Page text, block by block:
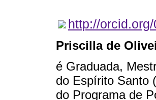
http://
Priscilla de
é Graduada,
do Espírito Santo
do Programa de